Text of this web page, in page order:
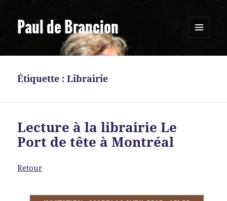
Paul de Brancion
Étiquette :Librairie
Lecture à la librairie Le
Port de tête à Montréal
Retour